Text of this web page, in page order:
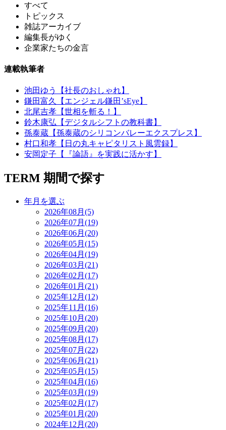
すべて
トピックス
雑誌アーカイブ
編集長がゆく
企業家たちの金言
連載執筆者
池田ゆう【社長のおしゃれ】
鎌田富久【エンジェル鎌田’sEye】
北尾吉孝【世相を斬る！】
鈴木康弘【デジタルシフトの教科書】
孫泰蔵【孫泰蔵のシリコンバレーエクスプレス】
村口和孝【日の丸キャピタリスト風雲録】
安岡定子【『論語』を実践に活かす】
TERM 期間で探す
年月を選ぶ
2026年08月(5)
2026年07月(19)
2026年06月(20)
2026年05月(15)
2026年04月(19)
2026年03月(21)
2026年02月(17)
2026年01月(21)
2025年12月(12)
2025年11月(16)
2025年10月(20)
2025年09月(20)
2025年08月(17)
2025年07月(22)
2025年06月(21)
2025年05月(15)
2025年04月(16)
2025年03月(19)
2025年02月(17)
2025年01月(20)
2024年12月(20)